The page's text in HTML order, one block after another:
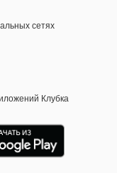
сетях
Клубка